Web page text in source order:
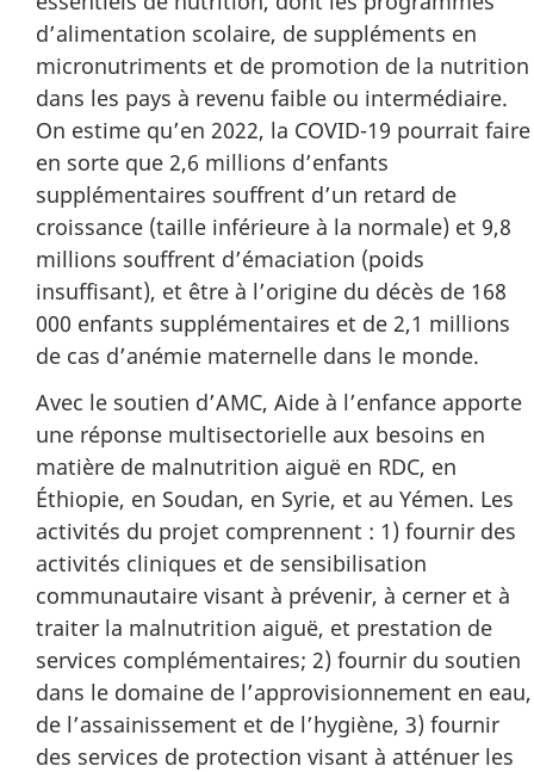
d’alimentation scolaire, de suppléments en
micronutriments et de promotion de la nutrition
dans les pays à revenu faible ou intermédiaire.
On estime qu’en 2022, la COVID-19 pourrait faire
en sorte que 2,6 millions d’enfants
supplémentaires souffrent d’un retard de
croissance (taille inférieure à la normale) et 9,8
millions souffrent d’émaciation (poids
insuffisant), et être à l’origine du décès de 168
000 enfants supplémentaires et de 2,1 millions
de cas d’anémie maternelle dans le monde.
Avec le soutien d’AMC, Aide à l’enfance apporte
une réponse multisectorielle aux besoins en
matière de malnutrition aiguë en RDC, en
Éthiopie, en Soudan, en Syrie, et au Yémen. Les
activités du projet comprennent : 1) fournir des
activités cliniques et de sensibilisation
communautaire visant à prévenir, à cerner et à
traiter la malnutrition aiguë, et prestation de
services complémentaires; 2) fournir du soutien
dans le domaine de l’approvisionnement en eau,
de l’assainissement et de l’hygiène, 3) fournir
des services de protection visant à atténuer les